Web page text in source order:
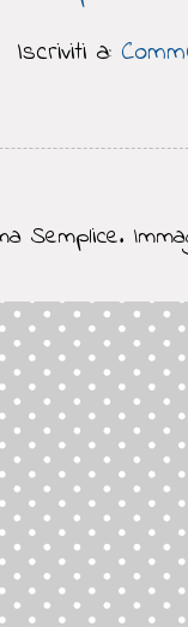
Iscriviti a:
Semplice.